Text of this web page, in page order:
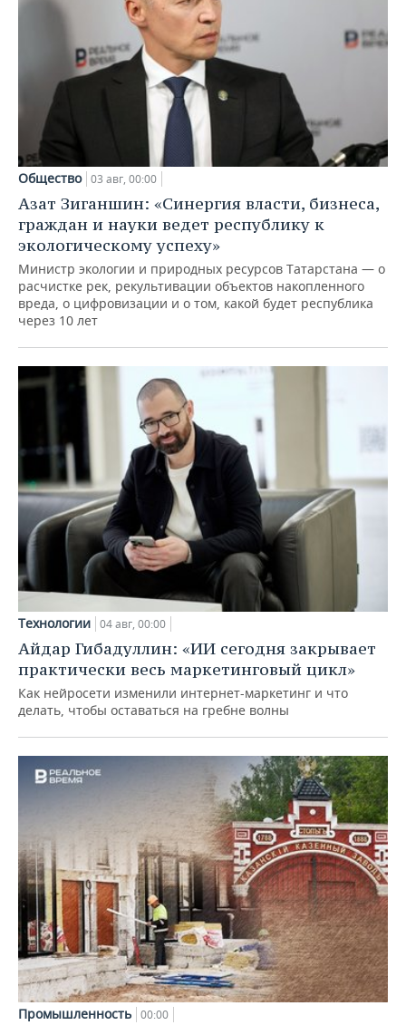
Общество 03 авг, 00:00
Азат Зиганшин: «Синергия власти, бизнеса,
граждан и науки ведет республику к
экологическому успеху»
Министр экологии и природных ресурсов Татарстана — о
расчистке рек, рекультивации объектов накопленного
вреда, о цифровизации и о том, какой будет республика
через 10 лет
Технологии 04 авг, 00:00
Айдар Гибадуллин: «ИИ сегодня закрывает
практически весь маркетинговый цикл»
Как нейросети изменили интернет-маркетинг и что
делать, чтобы оставаться на гребне волны
Промышленность 00:00